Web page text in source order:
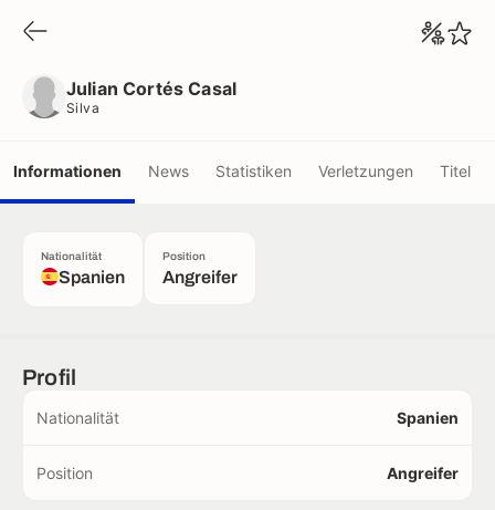
Julian Cortés Casal
Silva
Informationen News Statistiken Verletzungen Titel
Nationalität
Spanien
Position
Angreifer
Profil
Nationalität Spanien
Position Angreifer